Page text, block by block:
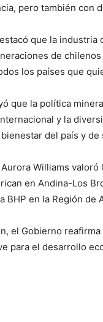
pero también con
que la industria
de chilenos
los países que
que la política
y la
del país y de
Williams
en Andina-Los
BHP en la Región de
el Gobierno
para el desarrollo